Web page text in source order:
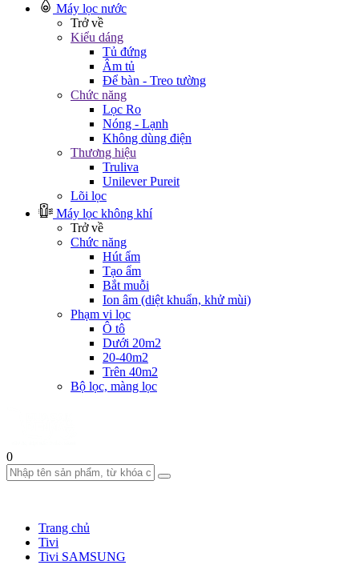
Máy lọc nước
Trở về
Kiểu dáng
Tủ đứng
Âm tủ
Để bàn - Treo tường
Chức năng
Lọc Ro
Nóng - Lạnh
Không dùng điện
Thương hiệu
Truliva
Unilever Pureit
Lõi lọc
Máy lọc không khí
Trở về
Chức năng
Hút ẩm
Tạo ẩm
Bắt muỗi
Ion âm (diệt khuẩn, khử mùi)
Phạm vi lọc
Ô tô
Dưới 20m2
20-40m2
Trên 40m2
Bộ lọc, màng lọc
0
Trang chủ
Tivi
Tivi SAMSUNG